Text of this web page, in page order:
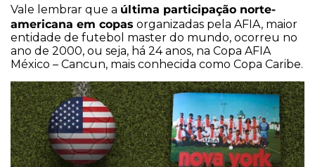
Vale lembrar que a última participação norte-
americana em copas organizadas pela AFIA, maior
entidade de futebol master do mundo, ocorreu no
ano de 2000, ou seja, há 24 anos, na Copa AFIA
México – Cancun, mais conhecida como Copa Caribe.